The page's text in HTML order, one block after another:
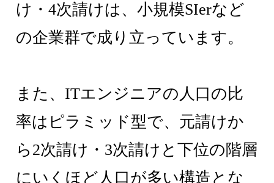
け・4次請けは、小規模SIerなど
の企業群で成り立っています。
また、ITエンジニアの人口の比
率はピラミッド型で、元請けか
ら2次請け・3次請けと下位の階層
にいくほど人口が多い構造とな